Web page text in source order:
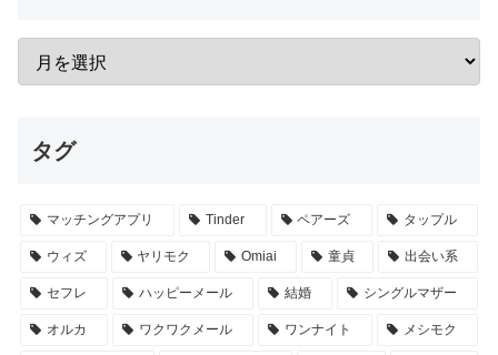
タグ
マッチングアプリ Tinder ペアーズ タップル
ウィズ ヤリモク Omiai 童貞 出会い系
セフレ ハッピーメール 結婚 シングルマザー
オルカ ワクワクメール ワンナイト メシモク